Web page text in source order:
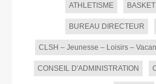
ATHLETISME BASKET
BUREAU DIRECTEUR
CLSH – Jeunesse – Loisirs –
CONSEIL D'ADMINISTRATION